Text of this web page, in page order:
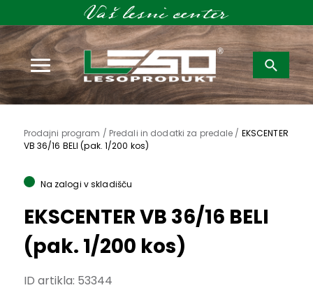
Išči:
Prodajni program / Predali in dodatki za predale / EKSCENTER
VB 36/16 BELI (pak. 1/200 kos)
Na zalogi v skladišču
EKSCENTER VB 36/16 BELI
(pak. 1/200 kos)
ID artikla: 53344